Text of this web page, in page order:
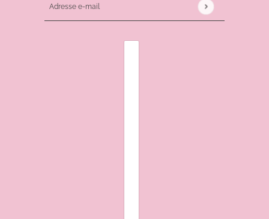
Adresse e-mail
Ce site est protégé par hCaptcha, et la